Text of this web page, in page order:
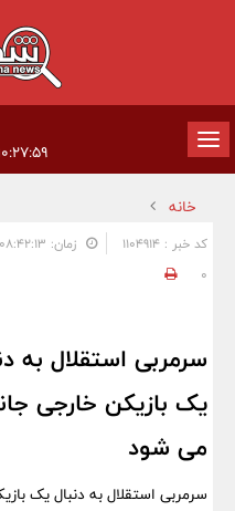
تغییر
وضعیت
ناوبری
۱۰:۲۷:۵۹ ۱۴۰۵/۰۵/۱۷
خانه
کد خبر : 1104914 زمان: ۰۸:۴۲:۱۳ - تاریخ: ۱۴۰۳/۰۸/۰۹
0
سرمربی استقلال به
یک بازیکن خارجی
می شود
سرمربی استقلال به دنبال یک